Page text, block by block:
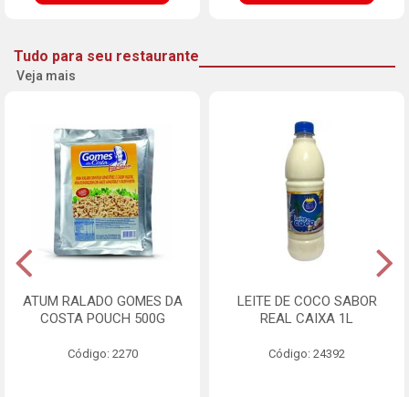
Tudo para seu restaurante
Veja mais
ATUM RALADO GOMES DA
COSTA POUCH 500G
Código: 2270
LEITE DE COCO SABOR
REAL CAIXA 1L
Código: 24392